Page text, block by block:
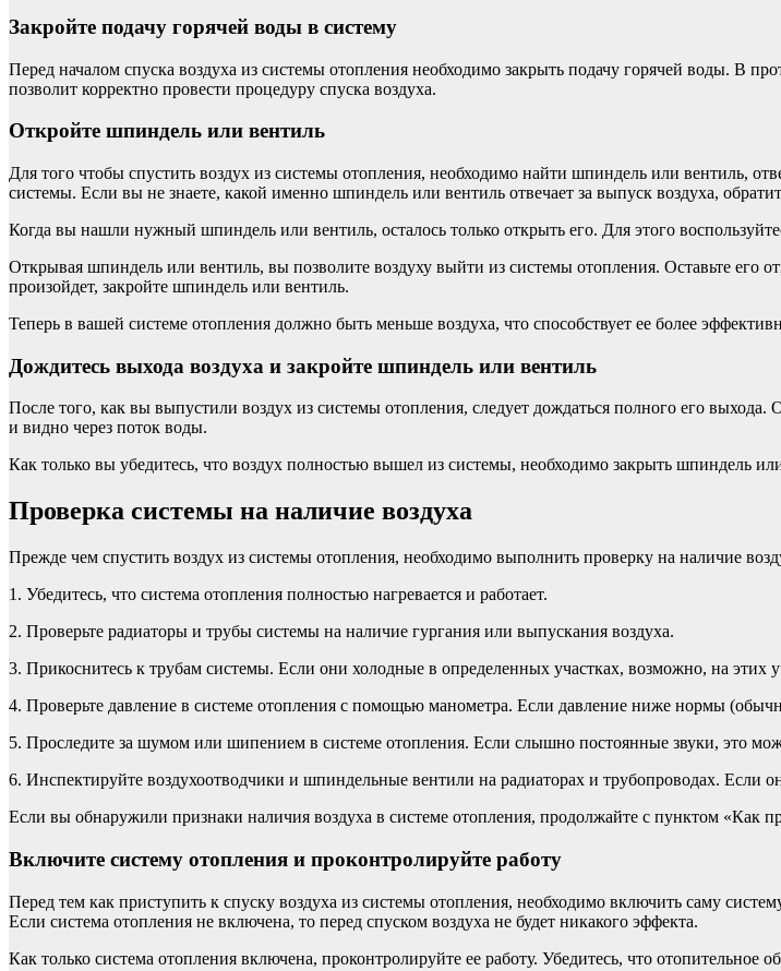
Закройте подачу горячей воды в систему
Перед началом спуска воздуха из системы отопления необходимо закрыть подачу горячей воды. В
позволит корректно провести процедуру спуска воздуха.
Откройте шпиндель или вентиль
Для того чтобы спустить воздух из системы отопления, необходимо найти шпиндель или вентиль,
системы. Если вы не знаете, какой именно шпиндель или вентиль отвечает за выпуск воздуха,
Когда вы нашли нужный шпиндель или вентиль, осталось только открыть его. Для этого
Открывая шпиндель или вентиль, вы позволите воздуху выйти из системы отопления. Оставьте его
произойдет, закройте шпиндель или вентиль.
Теперь в вашей системе отопления должно быть меньше воздуха, что способствует ее более
Дождитесь выхода воздуха и закройте шпиндель или вентиль
После того, как вы выпустили воздух из системы отопления, следует дождаться полного его
и видно через поток воды.
Как только вы убедитесь, что воздух полностью вышел из системы, необходимо закрыть шпиндель
Проверка системы на наличие воздуха
Прежде чем спустить воздух из системы отопления, необходимо выполнить проверку на наличие
1. Убедитесь, что система отопления полностью нагревается и работает.
2. Проверьте радиаторы и трубы системы на наличие гургания или выпускания воздуха.
3. Прикоснитесь к трубам системы. Если они холодные в определенных участках, возможно, на этих
4. Проверьте давление в системе отопления с помощью манометра. Если давление ниже нормы
5. Проследите за шумом или шипением в системе отопления. Если слышно постоянные звуки, это
6. Инспектируйте воздухоотводчики и шпиндельные вентили на радиаторах и трубопроводах. Если
Если вы обнаружили признаки наличия воздуха в системе отопления, продолжайте с пунктом «Как
Включите систему отопления и проконтролируйте работу
Перед тем как приступить к спуску воздуха из системы отопления, необходимо включить саму
Если система отопления не включена, то перед спуском воздуха не будет никакого эффекта.
Как только система отопления включена, проконтролируйте ее работу. Убедитесь, что